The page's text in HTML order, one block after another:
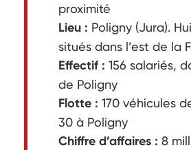
proximité
Lieu : Poligny (Jura).
situés dans l’est de la
Effectif : 156 salariés,
de Poligny
Flotte : 170 véhicules
30 à Poligny
Chiffre d’affaires : 8